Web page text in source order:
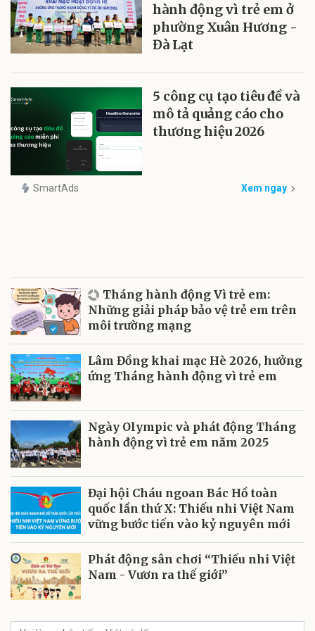
hành động vì trẻ em ở
phường Xuân Hương -
Đà Lạt
5 công cụ tạo tiêu đề và
mô tả quảng cáo cho
thương hiệu 2026
SmartAds Xem ngay
Tháng hành động Vì trẻ em:
Những giải pháp bảo vệ trẻ em trên
môi trường mạng
Lâm Đồng khai mạc Hè 2026, hưởng
ứng Tháng hành động vì trẻ em
Ngày Olympic và phát động Tháng
hành động vì trẻ em năm 2025
Đại hội Cháu ngoan Bác Hồ toàn
quốc lần thứ X: Thiếu nhi Việt Nam
vững bước tiến vào kỷ nguyên mới
Phát động sân chơi “Thiếu nhi Việt
Nam - Vươn ra thế giới”